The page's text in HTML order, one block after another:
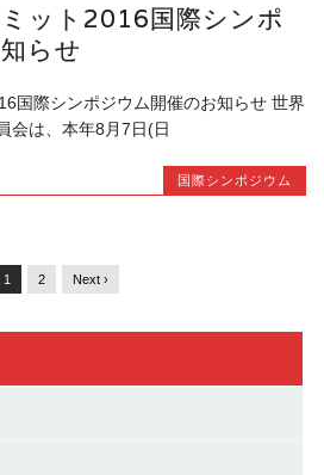
ット2016国際シンポ
らせ
国際シンポジウム開催のお知らせ 世界
会は、本年8月7日(日
国際シンポジウム
1 2 Next ›